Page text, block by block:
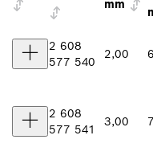
mm
2 608
577 540
2,00
2 608
577 541
3,00